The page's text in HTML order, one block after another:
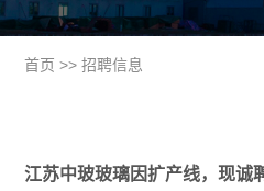
首页 >>招聘信息
江苏中玻玻璃因扩产线，现诚